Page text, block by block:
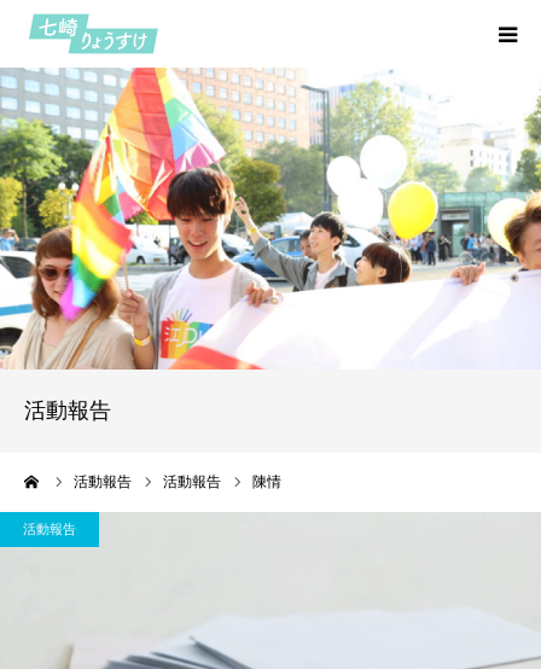
活動報告
活動報告 活動報告 陳情
活動報告
HOME
プロフィール
七つの約束
活動報告